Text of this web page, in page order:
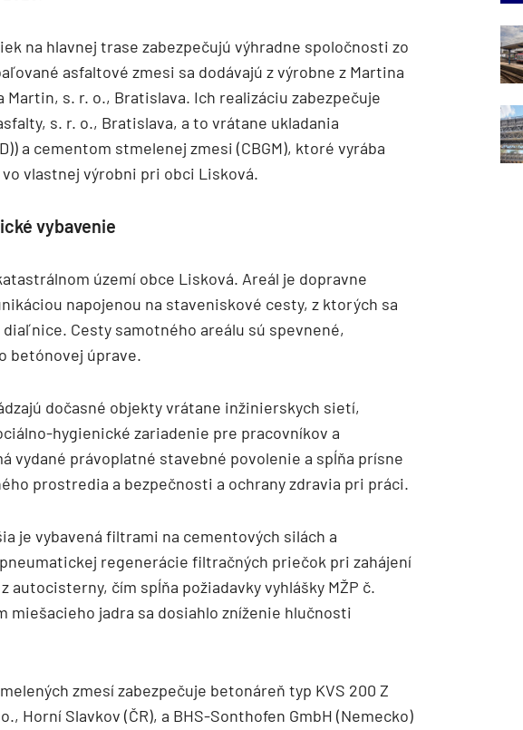
na hlavnej trase zabezpečujú výhradne spoločnosti zo
asfaltové zmesi sa dodávajú z výrobne z Martina
Martin, s. r. o., Bratislava. Ich realizáciu zabezpečuje
s. r. o., Bratislava, a to vrátane ukladania
a cementom stmelenej zmesi (CBGM), ktoré vyrába
vo vlastnej výrobni pri obci Lisková.
vybavenie
území obce Lisková. Areál je dopravne
napojenou na staveniskové cesty, z ktorých sa
Cesty samotného areálu sú spevnené,
betónovej úprave.
dočasné objekty vrátane inžinierskych sietí,
hygienické zariadenie pre pracovníkov a
vydané právoplatné stavebné povolenie a spĺňa prísne
prostredia a bezpečnosti a ochrany zdravia pri práci.
je vybavená filtrami na cementových silách a
regenerácie filtračných priečok pri zahájení
autocisterny, čím spĺňa požiadavky vyhlášky MŽP č.
miešacieho jadra sa dosiahlo zníženie hlučnosti
zmesí zabezpečuje betonáreň typ KVS 200 Z
Horní Slavkov (ČR), a BHS-Sonthofen GmbH (Nemecko)